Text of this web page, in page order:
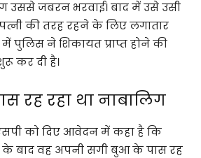
उससे जबरन भरवाई। बाद में उसे उसी
की तरह रहने के लिए लगातार
पुलिस ने शिकायत प्राप्त होने की
कर दी है।
रह रहा था नाबालिग
को दिए आवेदन में कहा है कि
के बाद वह अपनी सगी बुआ के पास रह